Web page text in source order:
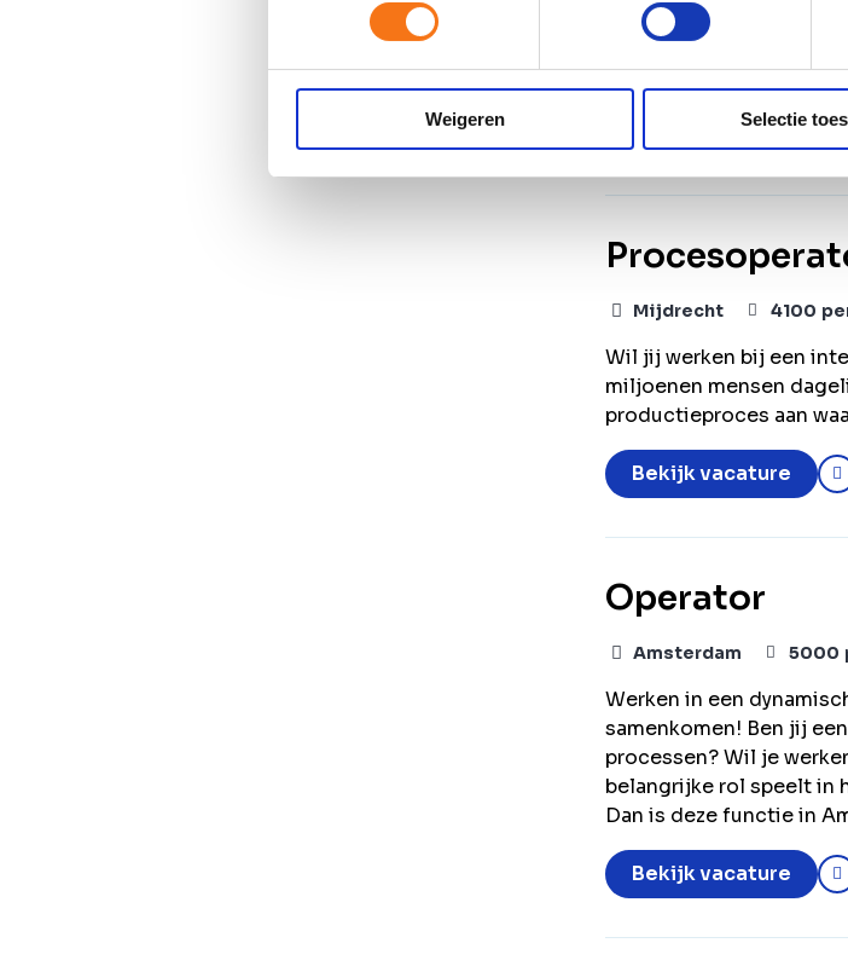
Weigeren Selectie
van de meest
unieke kans om vanaf
installatie? Dan is deze
Bekijk vacature
Mijdrecht 4100
Wil jij werken bij een
miljoenen mensen
productieproces aan
Bekijk vacature
Operator
Amsterdam 5000
Werken in een
samenkomen! Ben jij
processen? Wil je
belangrijke rol speelt in
Dan is deze functie in
Bekijk vacature